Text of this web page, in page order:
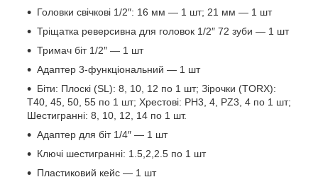
Головки свічкові 1/2″: 16 мм — 1 шт; 21 мм — 1 шт
Тріщатка реверсивна для головок 1/2″ 72 зуби — 1 шт
Тримач біт 1/2″ — 1 шт
Адаптер 3-функціональний — 1 шт
Біти: Плоскі (SL): 8, 10, 12 по 1 шт; Зірочки (TORX):
T40, 45, 50, 55 по 1 шт; Хрестові: PH3, 4, PZ3, 4 по 1 шт;
Шестигранні: 8, 10, 12, 14 по 1 шт.
Адаптер для біт 1/4″ — 1 шт
Ключі шестигранні: 1.5,2,2.5 по 1 шт
Пластиковий кейс — 1 шт